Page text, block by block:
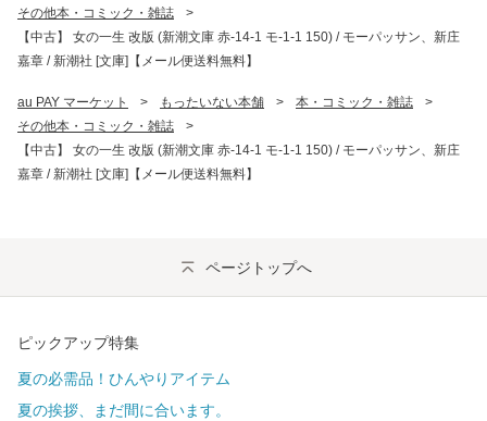
その他本・コミック・雑誌
>
【中古】 女の一生 改版 (新潮文庫 赤-14-1 モ-1-1 150) / モーパッサン、新庄
嘉章 / 新潮社 [文庫]【メール便送料無料】
au PAY マーケット > もったいない本舗 > 本・コミック・雑誌
>
その他本・コミック・雑誌
>
【中古】 女の一生 改版 (新潮文庫 赤-14-1 モ-1-1 150) / モーパッサン、新庄
嘉章 / 新潮社 [文庫]【メール便送料無料】
ページトップへ
ピックアップ特集
夏の必需品！ひんやりアイテム
夏の挨拶、まだ間に合います。